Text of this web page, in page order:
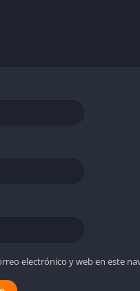
electrónico y web en este